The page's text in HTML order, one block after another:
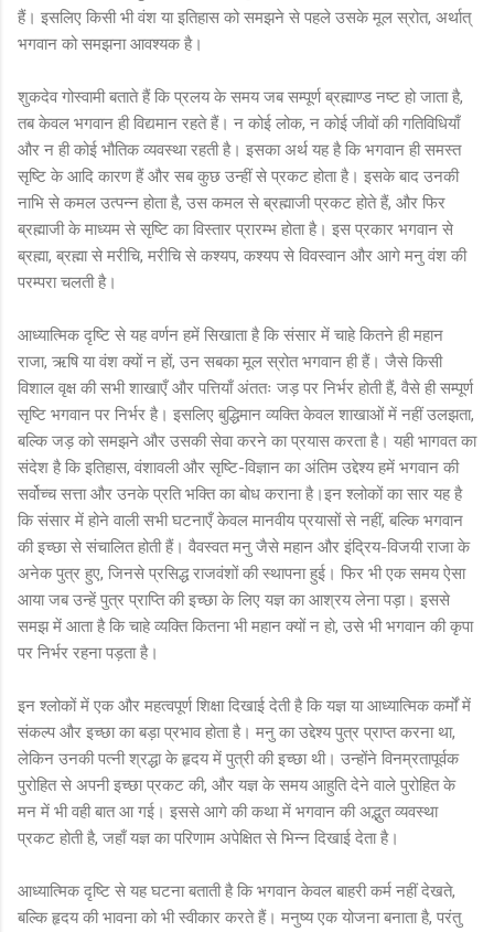
हैं। इसलिए किसी भी वंश या इतिहास को समझने से पहले उसके मूल स्रोत, अर्थात्
भगवान को समझना आवश्यक है।
शुकदेव गोस्वामी बताते हैं कि प्रलय के समय जब सम्पूर्ण ब्रह्माण्ड नष्ट हो जाता है,
तब केवल भगवान ही विद्यमान रहते हैं। न कोई लोक, न कोई जीवों की गतिविधियाँ
और न ही कोई भौतिक व्यवस्था रहती है। इसका अर्थ यह है कि भगवान ही समस्त
सृष्टि के आदि कारण हैं और सब कुछ उन्हीं से प्रकट होता है। इसके बाद उनकी
नाभि से कमल उत्पन्न होता है, उस कमल से ब्रह्माजी प्रकट होते हैं, और फिर
ब्रह्माजी के माध्यम से सृष्टि का विस्तार प्रारम्भ होता है। इस प्रकार भगवान से
ब्रह्मा, ब्रह्मा से मरीचि, मरीचि से कश्यप, कश्यप से विवस्वान और आगे मनु वंश की
परम्परा चलती है।
आध्यात्मिक दृष्टि से यह वर्णन हमें सिखाता है कि संसार में चाहे कितने ही महान
राजा, ऋषि या वंश क्यों न हों, उन सबका मूल स्रोत भगवान ही हैं। जैसे किसी
विशाल वृक्ष की सभी शाखाएँ और पत्तियाँ अंततः जड़ पर निर्भर होती हैं, वैसे ही सम्पूर्ण
सृष्टि भगवान पर निर्भर है। इसलिए बुद्धिमान व्यक्ति केवल शाखाओं में नहीं उलझता,
बल्कि जड़ को समझने और उसकी सेवा करने का प्रयास करता है। यही भागवत का
संदेश है कि इतिहास, वंशावली और सृष्टि-विज्ञान का अंतिम उद्देश्य हमें भगवान की
सर्वोच्च सत्ता और उनके प्रति भक्ति का बोध कराना है।इन श्लोकों का सार यह है
कि संसार में होने वाली सभी घटनाएँ केवल मानवीय प्रयासों से नहीं, बल्कि भगवान
की इच्छा से संचालित होती हैं। वैवस्वत मनु जैसे महान और इंद्रिय-विजयी राजा के
अनेक पुत्र हुए, जिनसे प्रसिद्ध राजवंशों की स्थापना हुई। फिर भी एक समय ऐसा
आया जब उन्हें पुत्र प्राप्ति की इच्छा के लिए यज्ञ का आश्रय लेना पड़ा। इससे
समझ में आता है कि चाहे व्यक्ति कितना भी महान क्यों न हो, उसे भी भगवान की कृपा
पर निर्भर रहना पड़ता है।
इन श्लोकों में एक और महत्वपूर्ण शिक्षा दिखाई देती है कि यज्ञ या आध्यात्मिक कर्मों में
संकल्प और इच्छा का बड़ा प्रभाव होता है। मनु का उद्देश्य पुत्र प्राप्त करना था,
लेकिन उनकी पत्नी श्रद्धा के हृदय में पुत्री की इच्छा थी। उन्होंने विनम्रतापूर्वक
पुरोहित से अपनी इच्छा प्रकट की, और यज्ञ के समय आहुति देने वाले पुरोहित के
मन में भी वही बात आ गई। इससे आगे की कथा में भगवान की अद्भुत व्यवस्था
प्रकट होती है, जहाँ यज्ञ का परिणाम अपेक्षित से भिन्न दिखाई देता है।
आध्यात्मिक दृष्टि से यह घटना बताती है कि भगवान केवल बाहरी कर्म नहीं देखते,
बल्कि हृदय की भावना को भी स्वीकार करते हैं। मनुष्य एक योजना बनाता है, परंतु